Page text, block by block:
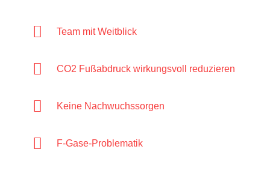
Team mit Weitblick
CO2 Fußabdruck wirkungsvoll reduzieren
Keine Nachwuchssorgen
F-Gase-Problematik